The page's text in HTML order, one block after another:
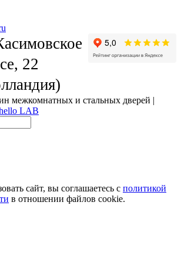
22
межкомнатных и стальных дверей |
LAB
сайт, вы соглашаетесь с политикой
в отношении файлов cookie.